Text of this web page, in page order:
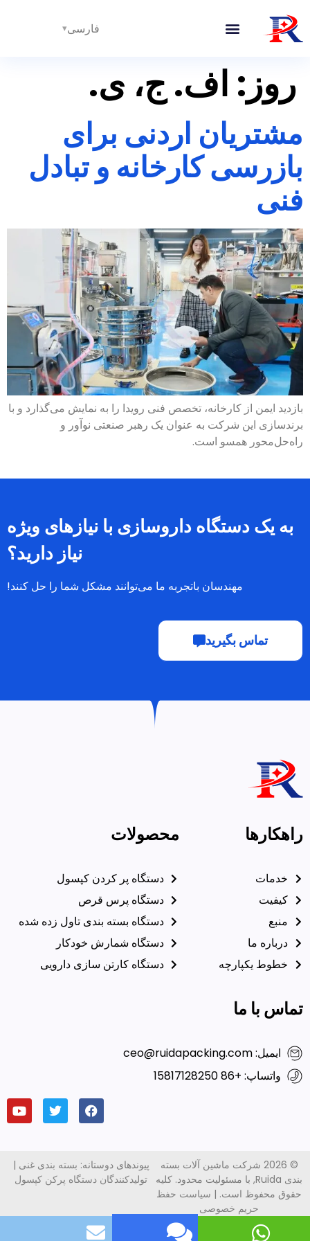
فارسی
روز: اف. ج، ی.
مشتریان اردنی برای
بازرسی کارخانه و تبادل
فنی
بازدید ایمن از کارخانه، تخصص فنی رویدا را به نمایش می‌گذارد و با
برندسازی این شرکت به عنوان یک رهبر صنعتی نوآور و
راه‌حل‌محور همسو است.
به یک دستگاه داروسازی با نیازهای ویژه
نیاز دارید؟
مهندسان باتجربه ما می‌توانند مشکل شما را حل کنند!
تماس بگیرید
راهکارها
خدمات
کیفیت
منبع
درباره ما
خطوط یکپارچه
محصولات
دستگاه پر کردن کپسول
دستگاه پرس قرص
دستگاه بسته بندی تاول زده شده
دستگاه شمارش خودکار
دستگاه کارتن سازی دارویی
تماس با ما
ایمیل: ceo@ruidapacking.com
واتساپ: +86 15817128250
© 2026 شرکت ماشین آلات بسته
بندی Ruida, با مسئولیت محدود. کلیه
حقوق محفوظ است. |
سیاست حفظ
حریم خصوصی
پیوندهای دوستانه: بسته بندی غنی |
تولیدکنندگان دستگاه پرکن کپسول